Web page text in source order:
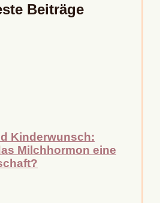
Beiträge
Kinderwunsch:
Milchhormon eine